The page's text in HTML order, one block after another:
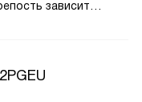
зависит